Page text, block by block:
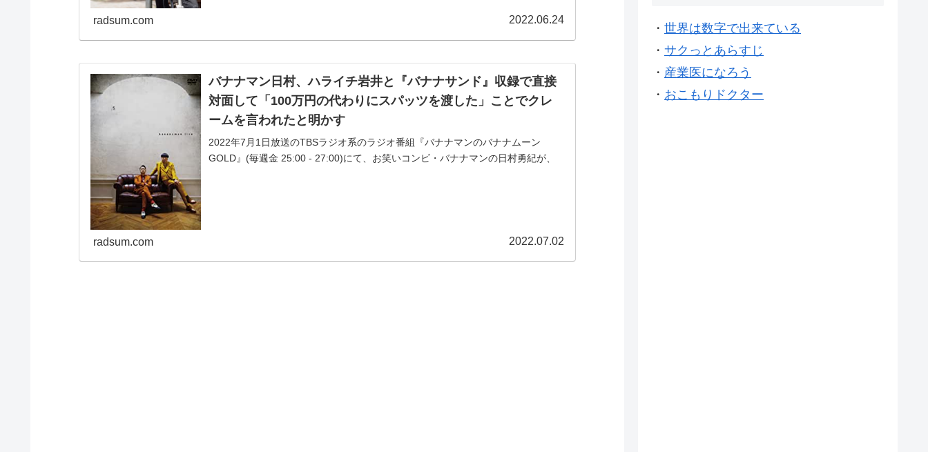
radsum.com 2022.06.24
バナナマン日村、ハライチ岩井と『バナナサンド』収録で直接
対面して「100万円の代わりにスパッツを渡した」ことでクレ
ームを言われたと明かす
2022年7月1日放送のTBSラジオ系のラジオ番組『バナナマンのバナナムーン
GOLD』(毎週金 25:00 - 27:00)にて、お笑いコンビ・バナナマンの日村勇紀が、
radsum.com 2022.07.02
・ 世界は数字で出来ている
・ サクっとあらすじ
・ 産業医になろう
・ おこもりドクター